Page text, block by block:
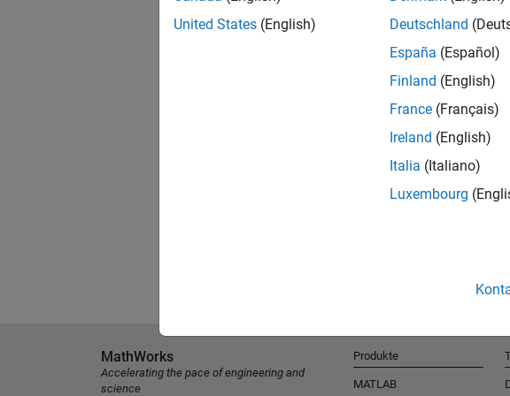
United States (English)
Deutschland
España (Español)
Finland (English)
France (Français)
Ireland (English)
Italia (Italiano)
Luxembourg
MathWorks
Accelerating the pace of engineering and
science
Produkte
MATLAB